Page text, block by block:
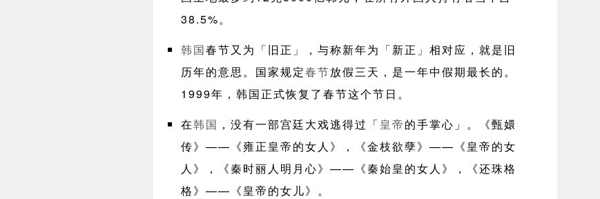
38.5%。
韩国春节又为「旧正」，与称新年为「新正」相对应，就是旧
历年的意思。国家规定春节放假三天，是一年中假期最长的。
1999年，韩国正式恢复了春节这个节日。
在韩国 ，没有一部宫廷大戏逃得过「皇帝的手掌心」。《甄嬛
传》——《雍正皇帝的女人》，《金枝欲孽》——《皇帝的女
人》，《秦时丽人明月心》——《秦始皇的女人》，《还珠格
格》——《皇帝的女儿》。